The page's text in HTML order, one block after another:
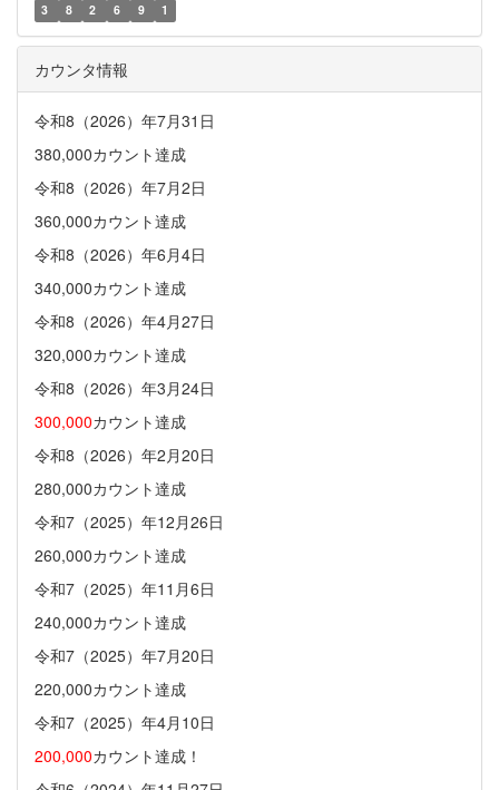
3 8 2 6 9 1
カウンタ情報
令和8（2026）年7月31日
380,000カウント達成
令和8（2026）年7月2日
360,000カウント達成
令和8（2026）年6月4日
340,000カウント達成
令和8（2026）年4月27日
320,000カウント達成
令和8（2026）年3月24日
300,000カウント達成
令和8（2026）年2月20日
280,000カウント達成
令和7（2025）年12月26日
260,000カウント達成
令和7（2025）年11月6日
240,000カウント達成
令和7（2025）年7月20日
220,000カウント達成
令和7（2025）年4月10日
200,000カウント達成！